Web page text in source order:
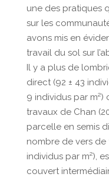
une des pratiques
sur les
avons mis en
travail du sol sur
Il y a plus de
direct (92 ± 43
9 individus par
travaux de Chan
parcelle en semis
nombre de vers de
individus par m²),
couvert